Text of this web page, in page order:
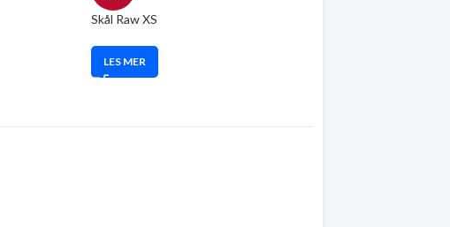
Skål Raw XS
LES MER